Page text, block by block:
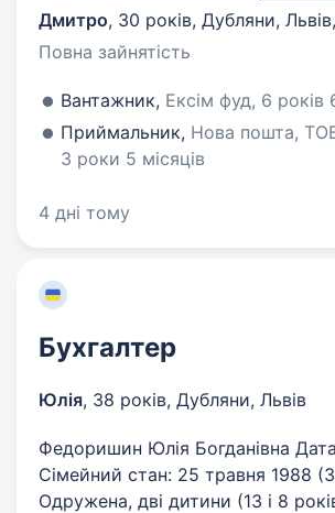
Дмитро, 30 років, Дубляни, Львів,
Повна зайнятість
Вантажник, Ексім фуд, 6 років
Приймальник, Нова пошта,
3 роки 5 місяців
4 дні тому
Бухгалтер
Юлія, 38 років, Дубляни, Львів
Федоришин Юлія Богданівна
Сімейний стан: 25 травня 1988
Одружена, дві дитини (13 і 8